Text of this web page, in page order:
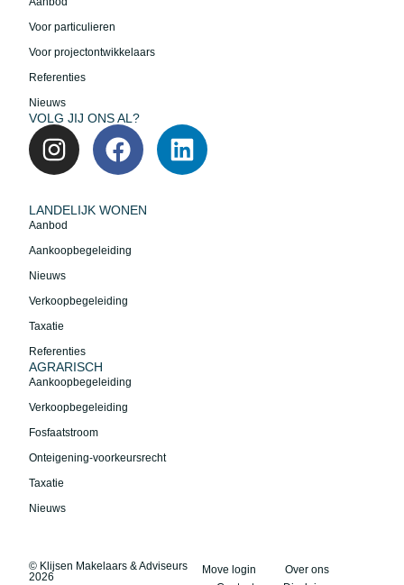
Voor particulieren
Voor projectontwikkelaars
Referenties
Nieuws
VOLG JIJ ONS AL?
LANDELIJK WONEN
Aanbod
Aankoopbegeleiding
Nieuws
Verkoopbegeleiding
Taxatie
Referenties
AGRARISCH
Aankoopbegeleiding
Verkoopbegeleiding
Fosfaatstroom
Onteigening-voorkeursrecht
Taxatie
Nieuws
© Klijsen Makelaars & Adviseurs
2026
Move login
Over ons